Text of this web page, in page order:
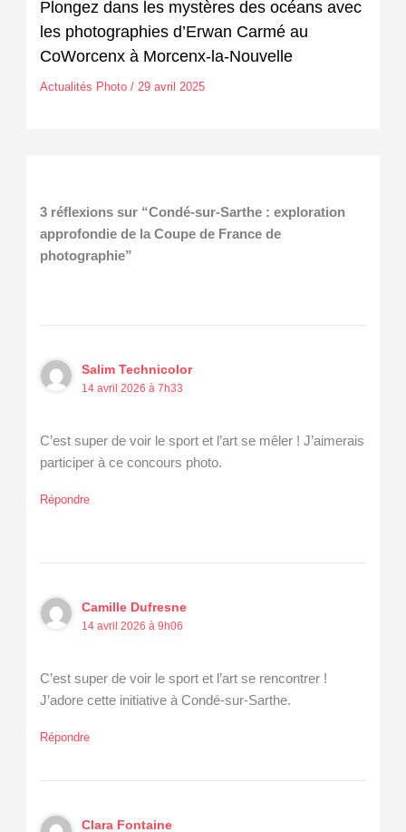
Plongez dans les mystères des océans avec
les photographies d’Erwan Carmé au
CoWorcenx à Morcenx-la-Nouvelle
Actualités Photo/ 29 avril 2025
3 réflexions sur “Condé-sur-Sarthe : exploration
approfondie de la Coupe de France de
photographie”
Salim Technicolor
14 avril 2026 à 7h33
C’est super de voir le sport et l’art se mêler ! J’aimerais
participer à ce concours photo.
Répondre
Camille Dufresne
14 avril 2026 à 9h06
C’est super de voir le sport et l’art se rencontrer !
J’adore cette initiative à Condé-sur-Sarthe.
Répondre
Clara Fontaine